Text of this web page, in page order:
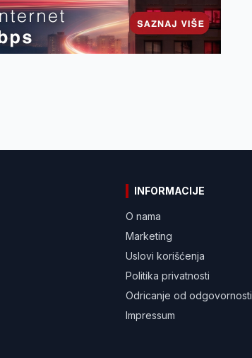
INFORMACIJE
O nama
Marketing
Uslovi korišćenja
Politika privatnosti
Odricanje od odgovornosti
Impressum